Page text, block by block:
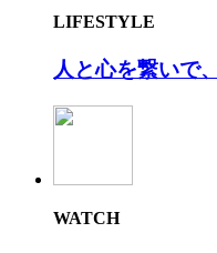
LIFESTYLE
人と心を繋いで
WATCH